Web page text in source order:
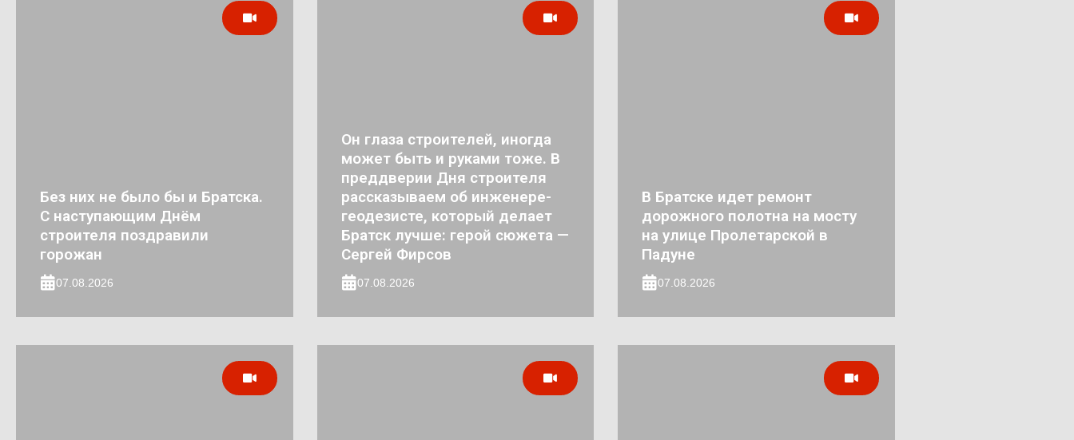
Без них не было бы и Братска.
С наступающим Днём
строителя поздравили
горожан
07.08.2026
Он глаза строителей, иногда
может быть и руками тоже. В
преддверии Дня строителя
рассказываем об инженере-
геодезисте, который делает
Братск лучше: герой сюжета —
Сергей Фирсов
07.08.2026
В Братске идет ремонт
дорожного полотна на мосту
на улице Пролетарской в
Падуне
07.08.2026